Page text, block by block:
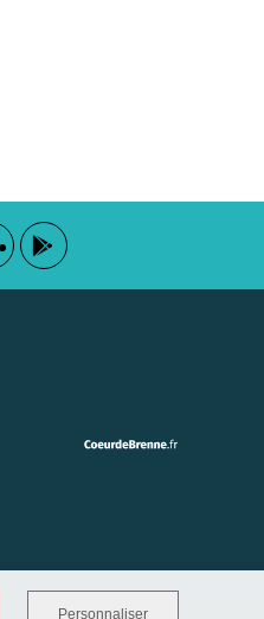
Personnaliser